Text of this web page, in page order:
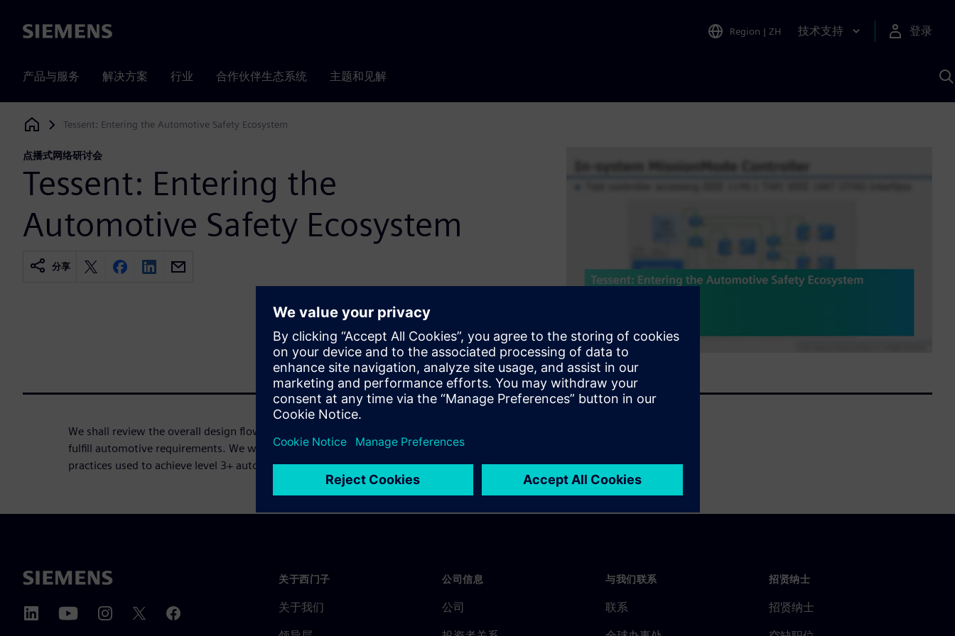
Siemens Region | ZH 技术支持 登录
产品与服务 解决方案 行业 合作伙伴生态系统 主题和见解
Siemens Digital Industries Software
Tessent: Entering the Automotive Safety Ecosystem
点播式网络研讨会
Tessent: Entering the
Automotive Safety Ecosystem
分享
We shall review the overall design flow and methodologies that can be used
fulfill automotive requirements. We will also talk about technologies and best
practices used to achieve level 3+ automotive design.
关于西门子
关于我们
公司信息
公司
与我们联系
联系
招贤纳士
招贤纳士